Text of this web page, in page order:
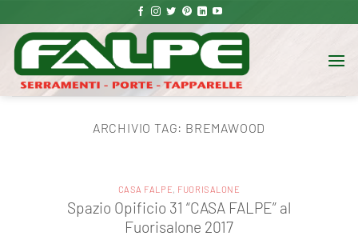
ai
contenuti
ARCHIVIO TAG: BREMAWOOD
CASA FALPE, FUORISALONE
Spazio Opificio 31 “CASA FALPE” al
Fuorisalone 2017